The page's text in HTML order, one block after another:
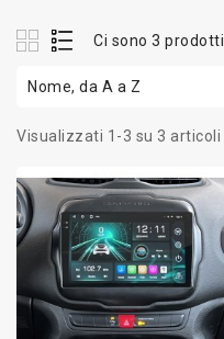
Ci sono 3 prodotti.
Nome, da A a Z
Visualizzati 1-3 su 3 articoli